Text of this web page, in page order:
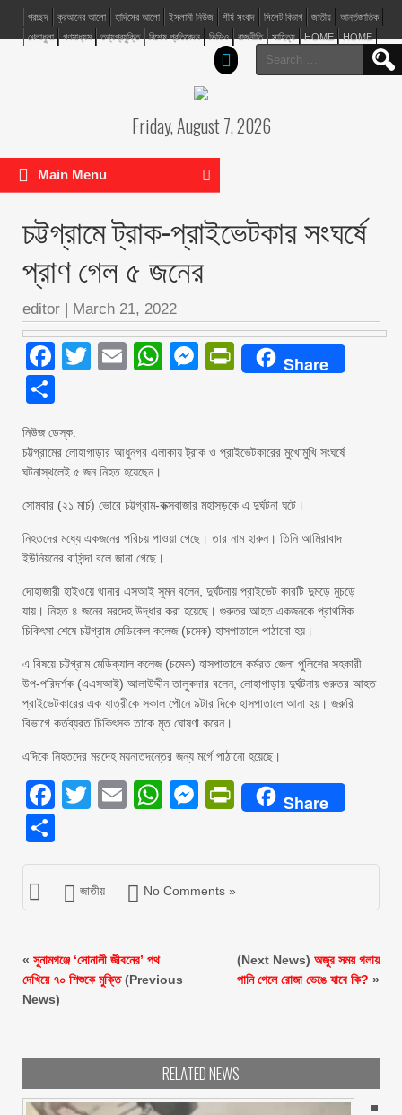
প্রচ্ছদ কুরআনের আলো হাদিসের আলো ইসলামী নিউজ শীর্ষ সংবাদ সিলেট বিভাগ জাতীয়
আর্ন্তজাতিক
খেলাধুলা
গণমাধ্যম তথ্যপ্রযুক্তি বিশেষ প্রতিবেদন ভিডিও রাজনীতি সাহিত্য HOME HOME
Search
for:
Friday, August 7, 2026
Main Menu
চট্টগ্রামে ট্রাক-প্রাইভেটকার সংঘর্ষে
প্রাণ গেল ৫ জনের
editor | March 21, 2022
Facebook
Twitter
EmailWhatsApp
Messenger
PrintFriendly
Share
নিউজ ডেস্ক:
চট্টগ্রামের লোহাগাড়ার আধুনগর এলাকায় ট্রাক ও প্রাইভেটকারের মুখোমুখি সংঘর্ষে
ঘটনাস্থলেই ৫ জন নিহত হয়েছেন।
সোমবার (২১ মার্চ) ভোরে চট্টগ্রাম-কক্সবাজার মহাসড়কে এ দুর্ঘটনা ঘটে।
নিহতদের মধ্যে একজনের পরিচয় পাওয়া গেছে। তার নাম হারুন। তিনি আমিরাবাদ
ইউনিয়নের বাসিন্দা বলে জানা গেছে।
দোহাজারী হাইওয়ে থানার এসআই সুমন বলেন, দুর্ঘটনায় প্রাইভেট কারটি দুমড়ে মুচড়ে
যায়। নিহত ৪ জনের মরদেহ উদ্ধার করা হয়েছে। গুরুতর আহত একজনকে প্রাথমিক
চিকিৎসা শেষে চট্টগ্রাম মেডিকেল কলেজ (চমেক) হাসপাতালে পাঠানো হয়।
এ বিষয়ে চট্টগ্রাম মেডিক্যাল কলেজ (চমেক) হাসপাতালে কর্মরত জেলা পুলিশের সহকারী
উপ-পরিদর্শক (এএসআই) আলাউদ্দীন তালুকদার বলেন, লোহাগাড়ায় দুর্ঘটনায় গুরুতর আহত
প্রাইভেটকারের এক যাত্রীকে সকাল পৌনে ৯টার দিকে হাসপাতালে আনা হয়। জরুরি
বিভাগে কর্তব্যরত চিকিৎসক তাকে মৃত ঘোষণা করেন।
এদিকে নিহতদের মরদেহ ময়নাতদন্তের জন্য মর্গে পাঠানো হয়েছে।
Facebook
Twitter
EmailWhatsApp
Messenger
PrintFriendly
Share
জাতীয় No Comments »
« সুনামগঞ্জে ‘সোনালী জীবনের’ পথ
দেখিয়ে ৭০ শিশুকে মুক্তি(Previous
News)
(Next News) অজুর সময় গলায়
পানি গেলে রোজা ভেঙে যাবে কি? »
RELATED NEWS